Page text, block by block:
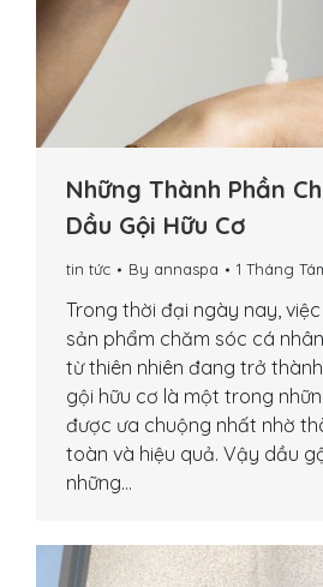
Những Thành Phần
Dầu Gội Hữu Cơ
tin tức By annaspa 1 Tháng
Trong thời đại ngày nay,
sản phẩm chăm sóc cá
từ thiên nhiên đang trở
gội hữu cơ là một trong
được ưa chuộng nhất nhờ
toàn và hiệu quả. Vậy dầu
những…